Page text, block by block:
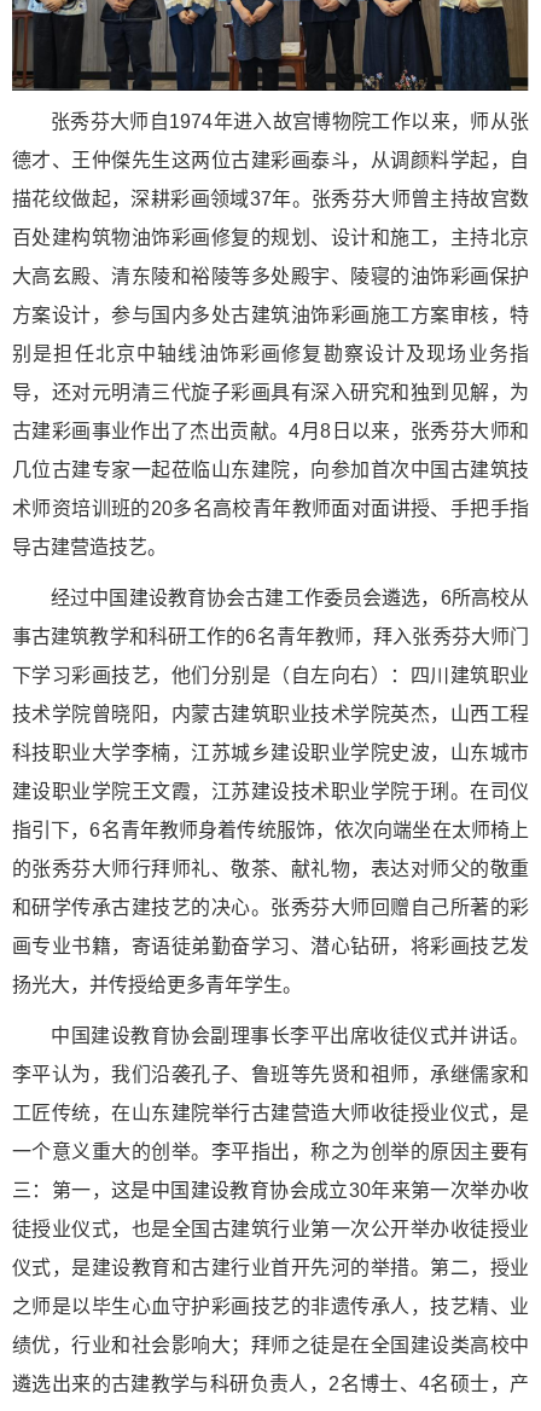
张秀芬大师自1974年进入故宫博物院工作以来，师从张
德才、王仲傑先生这两位古建彩画泰斗，从调颜料学起，自
描花纹做起，深耕彩画领域37年。张秀芬大师曾主持故宫数
百处建构筑物油饰彩画修复的规划、设计和施工，主持北京
大高玄殿、清东陵和裕陵等多处殿宇、陵寝的油饰彩画保护
方案设计，参与国内多处古建筑油饰彩画施工方案审核，特
别是担任北京中轴线油饰彩画修复勘察设计及现场业务指
导，还对元明清三代旋子彩画具有深入研究和独到见解，为
古建彩画事业作出了杰出贡献。4月8日以来，张秀芬大师和
几位古建专家一起莅临山东建院，向参加首次中国古建筑技
术师资培训班的20多名高校青年教师面对面讲授、手把手指
导古建营造技艺。
经过中国建设教育协会古建工作委员会遴选，6所高校从
事古建筑教学和科研工作的6名青年教师，拜入张秀芬大师门
下学习彩画技艺，他们分别是（自左向右）：四川建筑职业
技术学院曾晓阳，内蒙古建筑职业技术学院英杰，山西工程
科技职业大学李楠，江苏城乡建设职业学院史波，山东城市
建设职业学院王文霞，江苏建设技术职业学院于琍。在司仪
指引下，6名青年教师身着传统服饰，依次向端坐在太师椅上
的张秀芬大师行拜师礼、敬茶、献礼物，表达对师父的敬重
和研学传承古建技艺的决心。张秀芬大师回赠自己所著的彩
画专业书籍，寄语徒弟勤奋学习、潜心钻研，将彩画技艺发
扬光大，并传授给更多青年学生。
中国建设教育协会副理事长李平出席收徒仪式并讲话。
李平认为，我们沿袭孔子、鲁班等先贤和祖师，承继儒家和
工匠传统，在山东建院举行古建营造大师收徒授业仪式，是
一个意义重大的创举。李平指出，称之为创举的原因主要有
三：第一，这是中国建设教育协会成立30年来第一次举办收
徒授业仪式，也是全国古建筑行业第一次公开举办收徒授业
仪式，是建设教育和古建行业首开先河的举措。第二，授业
之师是以毕生心血守护彩画技艺的非遗传承人，技艺精、业
绩优，行业和社会影响大；拜师之徒是在全国建设类高校中
遴选出来的古建教学与科研负责人，2名博士、4名硕士，产